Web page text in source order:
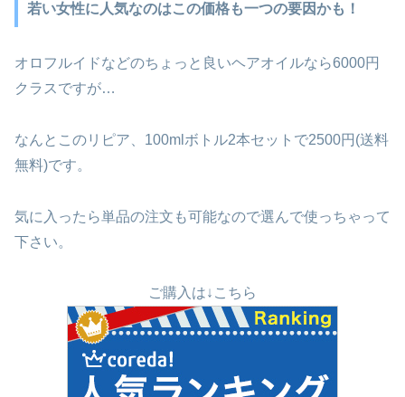
若い女性に人気なのはこの価格も一つの要因かも！
オロフルイドなどのちょっと良いヘアオイルなら6000円
クラスですが…
なんとこのリピア、100mlボトル2本セットで2500円(送料
無料)です。
気に入ったら単品の注文も可能なので選んで使っちゃって
下さい。
ご購入は↓こちら